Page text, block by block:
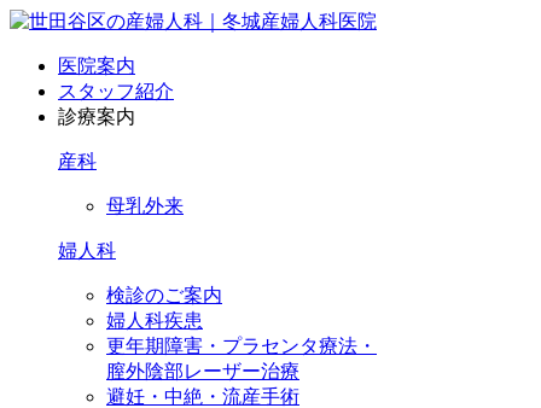
医院案内
スタッフ紹介
診療案内
産科
母乳外来
婦人科
検診のご案内
婦人科疾患
更年期障害・プラセンタ療法・
膣外陰部レーザー治療
避妊・中絶・流産手術